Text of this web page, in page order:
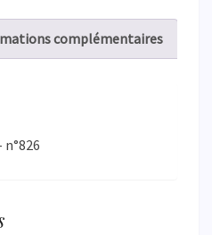
complémentaires